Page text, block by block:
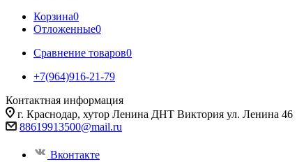
Корзина0
Отложенные0
Сравнение товаров0
+7(964)916-21-79
Контактная информация
г. Краснодар, хутор Ленина ДНТ Виктория ул. Ленина 46
88619913500@mail.ru
Вконтакте